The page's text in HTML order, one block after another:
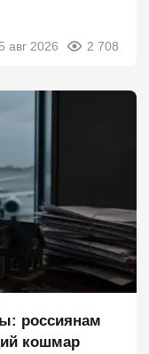
5 авг 2026 2 708
россиянам
кошмар